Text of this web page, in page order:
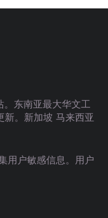
东南亚最大华文工
。新加坡 马来西亚
用户敏感信息。用户